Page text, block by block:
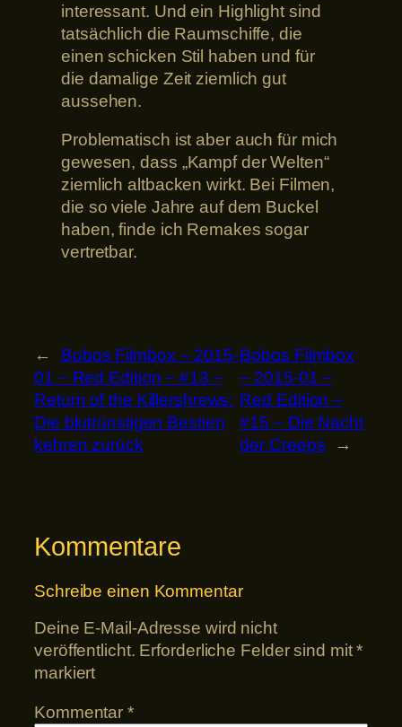
interessant. Und ein Highlight sind
tatsächlich die Raumschiffe, die
einen schicken Stil haben und für
die damalige Zeit ziemlich gut
aussehen.
Problematisch ist aber auch für mich
gewesen, dass „Kampf der Welten“
ziemlich altbacken wirkt. Bei Filmen,
die so viele Jahre auf dem Buckel
haben, finde ich Remakes sogar
vertretbar.
←
Bobos Filmbox – 2015-
01 – Red Edition – #13 –
Return of the Killershrews:
Die blutrünstigen Bestien
kehren zurück
Bobos Filmbox
– 2015-01 –
Red Edition –
#15 – Die Nacht
der Creeps
→
Kommentare
Schreibe einen Kommentar
Deine E-Mail-Adresse wird nicht
veröffentlicht. Erforderliche Felder sind mit*
markiert
Kommentar*